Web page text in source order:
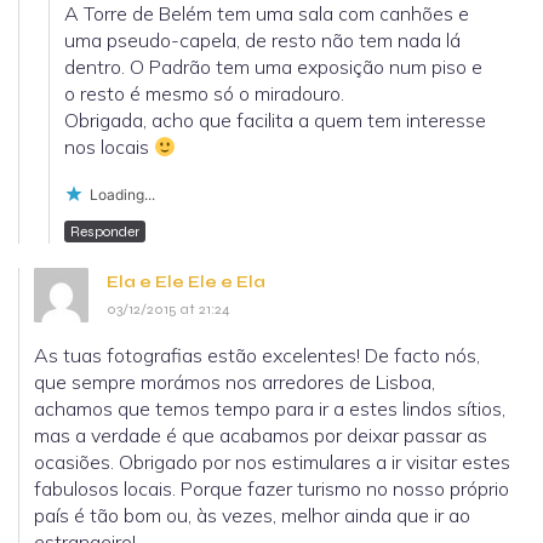
A Torre de Belém tem uma sala com canhões e
uma pseudo-capela, de resto não tem nada lá
dentro. O Padrão tem uma exposição num piso e
o resto é mesmo só o miradouro.
Obrigada, acho que facilita a quem tem interesse
nos locais
Loading...
Responder
Ela e Ele Ele e Ela
03/12/2015 at 21:24
As tuas fotografias estão excelentes! De facto nós,
que sempre morámos nos arredores de Lisboa,
achamos que temos tempo para ir a estes lindos sítios,
mas a verdade é que acabamos por deixar passar as
ocasiões. Obrigado por nos estimulares a ir visitar estes
fabulosos locais. Porque fazer turismo no nosso próprio
país é tão bom ou, às vezes, melhor ainda que ir ao